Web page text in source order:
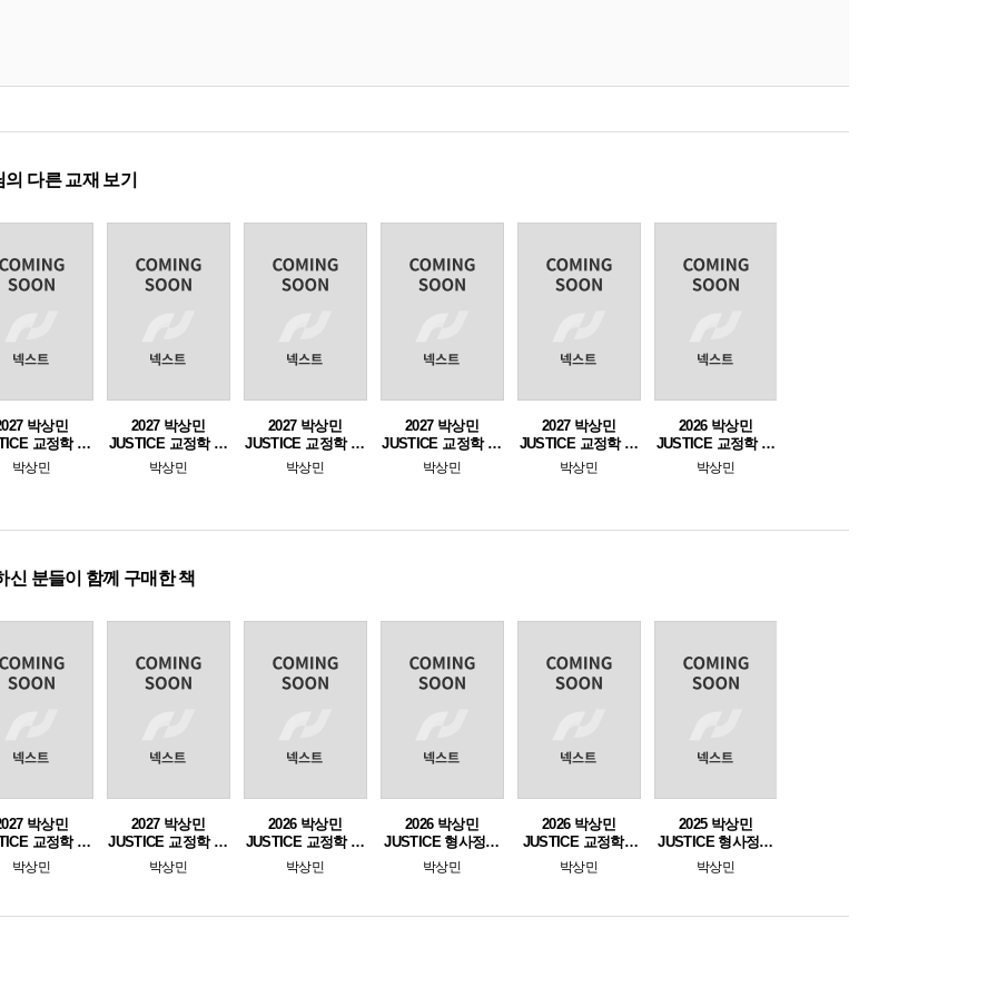
다른 교재 보기
박상민
교정학 단
핵심 1000제
[교정학편]
박상민
2027 박상민
JUSTICE 교정학 단
원별 핵심 1000제
[형사정책편]
박상민
2027 박상민
JUSTICE 교정학 1 -
교정학편
박상민
2027 박상민
JUSTICE 교정학 2 -
형사정책편
박상민
2027 박상민
JUSTICE 교정학 단
기완성 [최신기출
700제]
박상민
2026 박상민
JUSTICE 교정학 마
무리특강
박상민
신 분들이 함께 구매한 책
박상민
교정학 단
핵심 1000제
[형사정책편]
박상민
2027 박상민
JUSTICE 교정학 2 -
형사정책편
박상민
2026 박상민
JUSTICE 교정학 단
원별 핵심 1000제
[형사정책편]
박상민
2026 박상민
JUSTICE 형사정책
기출문제해설
박상민
2026 박상민
JUSTICE 교정학 2
[형사정책편]
박상민
2025 박상민
JUSTICE 형사정책
핵심지문 총정리 [보
호직용]
박상민